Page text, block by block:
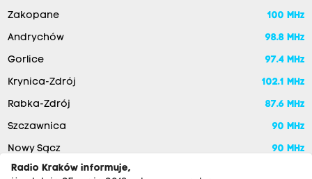
Zakopane 100 MHz
Andrychów 98.8 MHz
Gorlice 97.4 MHz
Krynica-Zdrój 102.1 MHz
Rabka-Zdrój 87.6 MHz
Szczawnica 90 MHz
Nowy Sącz
90 MHz
Radio Kraków informuje,